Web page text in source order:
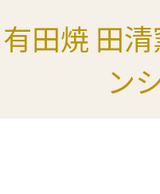
有田焼 田
ン